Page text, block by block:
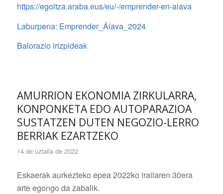
https://egoitza.araba.eus/eu/-/emprender-en-alava
Laburpena: Emprender_Álava_2024
Balorazio irizpideak
AMURRION EKONOMIA ZIRKULARRA,
KONPONKETA EDO AUTOPARAZIOA
SUSTATZEN DUTEN NEGOZIO-LERRO
BERRIAK EZARTZEKO
14 de uztaila de 2022
Eskaerak aurkezteko epea 2022ko irailaren 30era
arte egongo da zabalik.